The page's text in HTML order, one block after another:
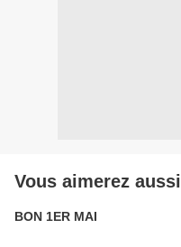
Vous aimerez aussi
BON 1ER MAI